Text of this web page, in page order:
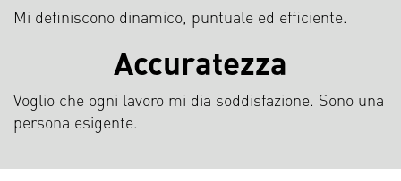
Mi definiscono dinamico, puntuale ed efficiente.
Accuratezza
Voglio che ogni lavoro mi dia soddisfazione. Sono una
persona esigente.